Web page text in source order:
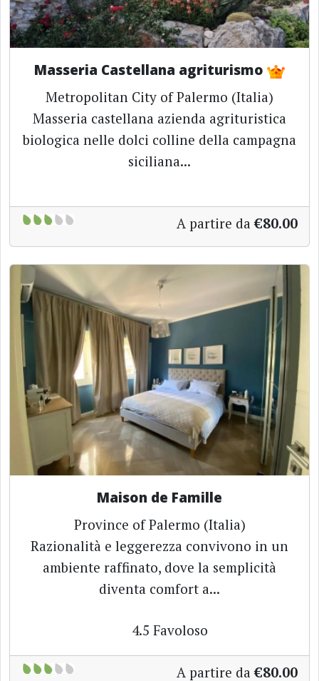
Masseria Castellana agriturismo
Metropolitan City of Palermo (Italia)
Masseria castellana azienda agrituristica
biologica nelle dolci colline della campagna
siciliana...
A partire da €80.00
Maison de Famille
Province of Palermo (Italia)
Razionalità e leggerezza convivono in un
ambiente raffinato, dove la semplicità
diventa comfort a...
4.5 Favoloso
A partire da €80.00